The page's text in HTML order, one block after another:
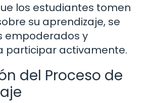
los estudiantes tomen
su aprendizaje, se
empoderados y
participar activamente.
del Proceso de